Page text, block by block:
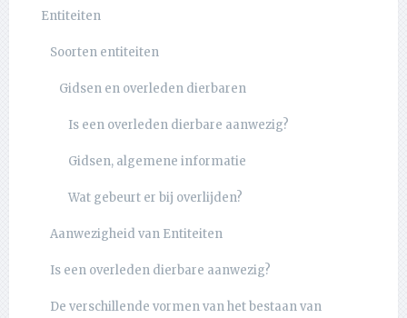
Entiteiten
Soorten entiteiten
Gidsen en overleden dierbaren
Is een overleden dierbare aanwezig?
Gidsen, algemene informatie
Wat gebeurt er bij overlijden?
Aanwezigheid van Entiteiten
Is een overleden dierbare aanwezig?
De verschillende vormen van het bestaan van